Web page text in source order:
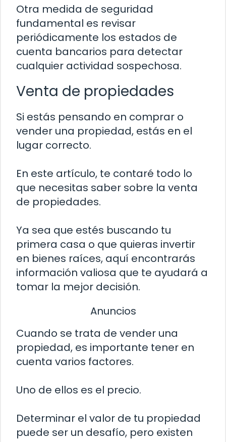
Otra medida de seguridad
fundamental es revisar
periódicamente los estados de
cuenta bancarios para detectar
cualquier actividad sospechosa.
Venta de propiedades
Si estás pensando en comprar o
vender una propiedad, estás en el
lugar correcto.
En este artículo, te contaré todo lo
que necesitas saber sobre la venta
de propiedades.
Ya sea que estés buscando tu
primera casa o que quieras invertir
en bienes raíces, aquí encontrarás
información valiosa que te ayudará a
tomar la mejor decisión.
Anuncios
Cuando se trata de vender una
propiedad, es importante tener en
cuenta varios factores.
Uno de ellos es el precio.
Determinar el valor de tu propiedad
puede ser un desafío, pero existen